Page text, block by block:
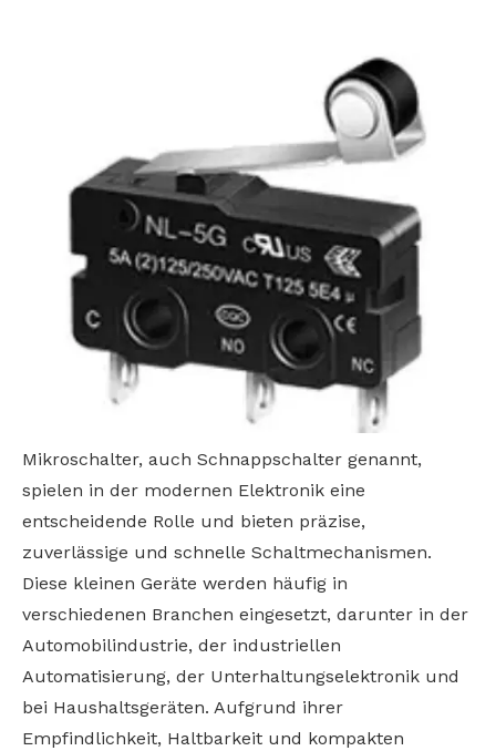
Mikroschalter, auch Schnappschalter genannt,
spielen in der modernen Elektronik eine
entscheidende Rolle und bieten präzise, ​​
zuverlässige und schnelle Schaltmechanismen.
Diese kleinen Geräte werden häufig in
verschiedenen Branchen eingesetzt, darunter in der
Automobilindustrie, der industriellen
Automatisierung, der Unterhaltungselektronik und
bei Haushaltsgeräten. Aufgrund ihrer
Empfindlichkeit, Haltbarkeit und kompakten